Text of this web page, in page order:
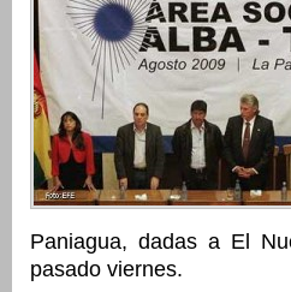
Paniagua, dadas a El
pasado viernes.